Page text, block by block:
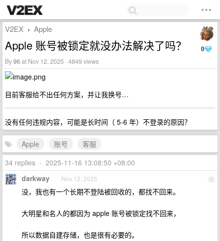
0
V2EX › Apple
Apple 账号被锁定就没办法解决了吗？
By96at Nov 12, 2025 · 4849 views
目前客服给不出任何方案，并让我换号…
没有任何违规内容，可能是长时间（ 5-6 年）不登录的原因？
Apple 账号
客服
34 replies • 2025-11-16 13:08:50 +08:00
1
darkway Nov 12, 2025
没，我也有一个长期不登陆被回收的，都找不回来。
大明星和名人的都因为 apple 账号被锁定找不回来，
所以数据自建存储，也是很有必要的。